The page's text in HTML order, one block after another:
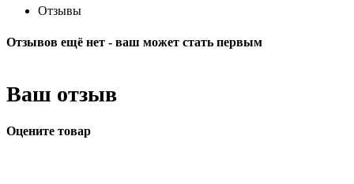
Отзывы
Отзывов ещё нет - ваш может стать первым
Ваш отзыв
Оцените товар